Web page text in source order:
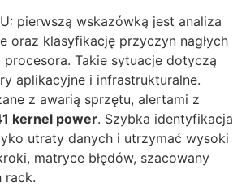
pierwszą wskazówką jest analiza
oraz klasyfikację przyczyn nagłych
Takie sytuacje dotyczą
aplikacyjne i infrastrukturalne.
z awarią sprzętu, alertami z
kernel power. Szybka identyfikacja
utraty danych i utrzymać wysoki
matryce błędów, szacowany
rack.